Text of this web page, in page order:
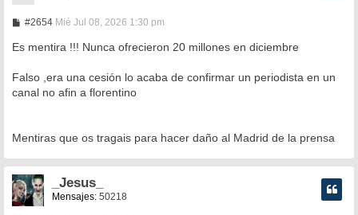
#2654M
n
j
e
Mié Jul 08, 2026 1:30 pm
Es mentira !!! Nunca ofrecieron 20 millones en diciembre
Falso ,era una cesión lo acaba de confirmar un periodista en un
canal no afin a florentino
Mentiras que os tragais para hacer daño al Madrid de la prensa
_Jesus_
Mensajes: 50218